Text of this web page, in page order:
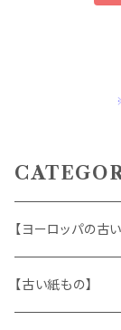
【ヨーロッパの古い
ヴィンテージアク
【古い紙もの】